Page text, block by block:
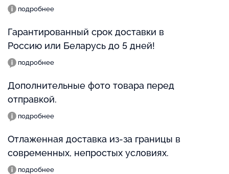
подробнее
Гарантированный срок доставки в
Россию или Беларусь до 5 дней!
подробнее
Дополнительные фото товара перед
отправкой.
подробнее
Отлаженная доставка из-за границы в
современных, непростых условиях.
подробнее